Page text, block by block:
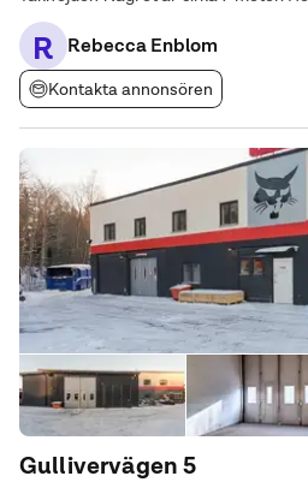
hyr Sandvik ca två tredjedelar av fastigheten.
nybyggd och
R Rebecca Enblom
Kontakta annonsören
Gullivervägen 5